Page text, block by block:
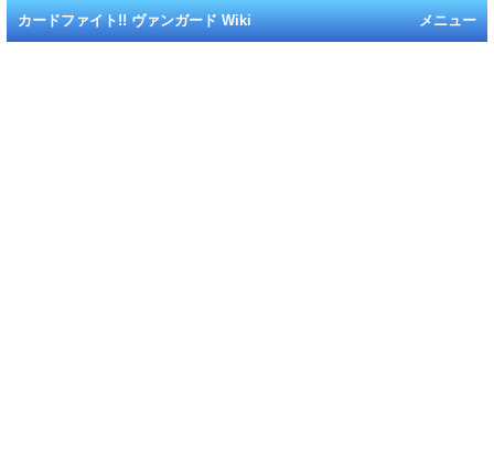
メニュー
カードファイト!! ヴァンガード Wiki